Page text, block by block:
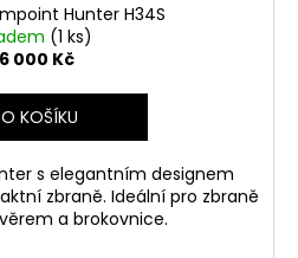
Hunter H34S
(1 ks)
000 Kč
KOŠÍKU
s elegantním designem
zbraně. Ideální pro zbraně
a brokovnice.